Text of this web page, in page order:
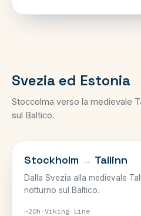
Svezia ed Estonia
Stoccolma verso la medievale
sul Baltico.
SVEZIA–ESTONIA
Stockholm → Tallinn
Dalla Svezia alla medievale
notturno sul Baltico.
~20h ·Viking Line